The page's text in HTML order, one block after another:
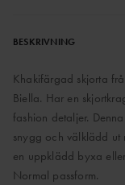
BESKRIVNING
Khakifärgad skjorta
Biella. Har en
fashion detaljer.
snygg och välklädd ut
en uppklädd byxa
Normal passform.